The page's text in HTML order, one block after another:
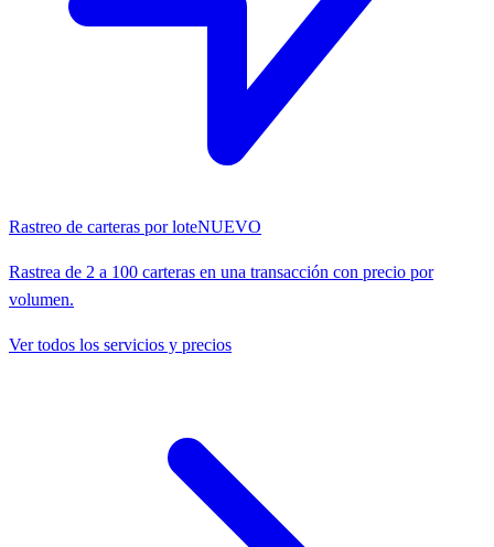
Rastreo de carteras por loteNUEVO
Rastrea de 2 a 100 carteras en una transacción con precio por
volumen.
Ver todos los servicios y precios